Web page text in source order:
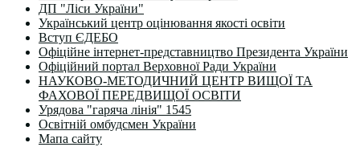
ДП "Ліси України"
Український центр оцінювання якості освіти
Вступ ЄДЕБО
Офіційне інтернет-представництво Президента України
Офіційний портал Верховної Ради України
НАУКОВО-МЕТОДИЧНИЙ ЦЕНТР ВИЩОЇ ТА
ФАХОВОЇ ПЕРЕДВИЩОЇ ОСВІТИ
Урядова "гаряча лінія" 1545
Освітній омбудсмен України
Мапа сайту